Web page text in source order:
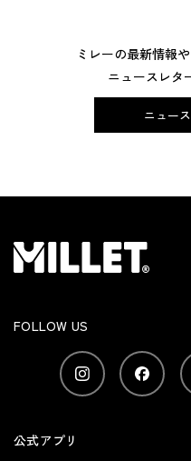
ミレーの最新情報
ニュースレタ
ニュー
FOLLOW US
公式アプリ